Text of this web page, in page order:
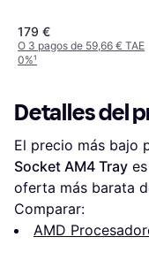
179 €
O 3 pagos de 59,66 € TAE
0%¹
Detalles del
El precio más bajo
Socket AM4 Tray es
oferta más barata
Comparar:
AMD